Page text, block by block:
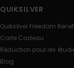
QUIKSILVER
Quiksilver Freedom
Carte Cadeau
Réduction pour les
Blog